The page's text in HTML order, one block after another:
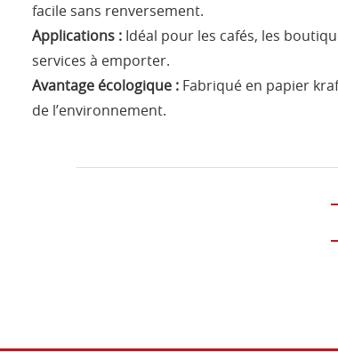
facile sans renversement.
Applications : Idéal pour les cafés, les
services à emporter.
Avantage écologique : Fabriqué en papier
de l’environnement.